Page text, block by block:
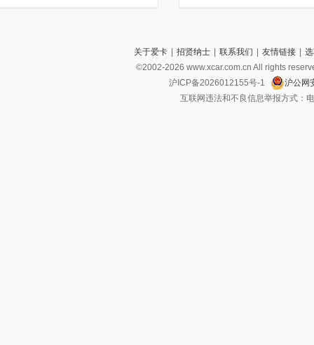
关于爱卡 招贤纳士 联系我们 友情链接
©2002-2026 www.xcar.com.cn All rights
沪ICP备2026012155号-1
沪公网
互联网违法和不良信息举报方式：